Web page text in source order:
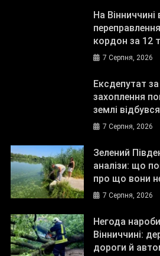
На
кордон за 12
7 Серпня, 2026
Ексдепутат
захоплення
землі
7 Серпня, 2026
Зелений
аналізи: що
про що вони
7 Серпня, 2026
Негода
Вінниччині:
дороги й